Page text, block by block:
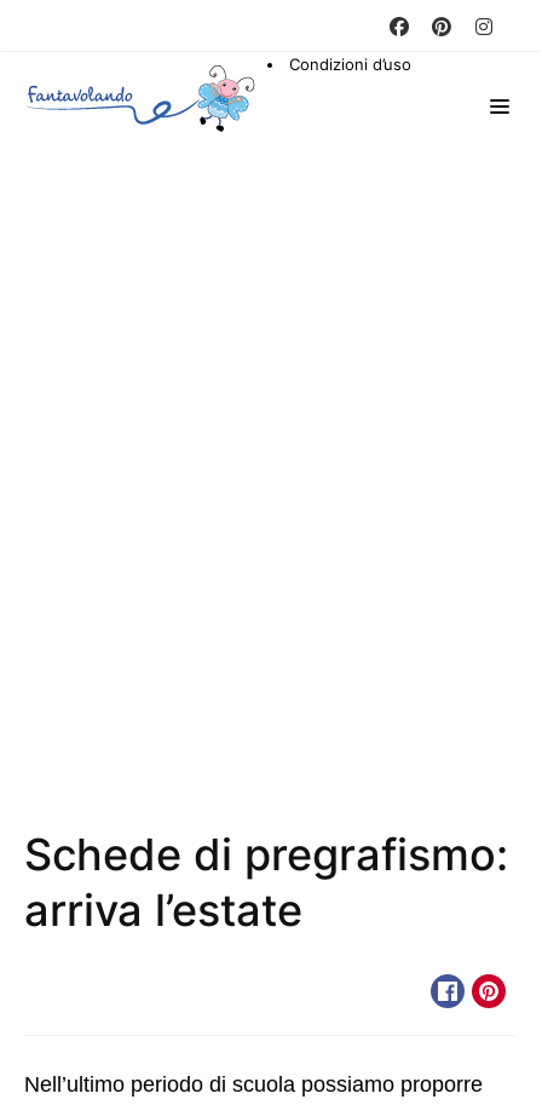
Condizioni d’uso
Schede di pregrafismo:
arriva l’estate
Nell’ultimo periodo di scuola possiamo proporre